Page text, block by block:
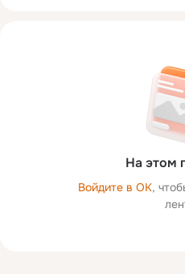
На этом
Войдите в ОК,